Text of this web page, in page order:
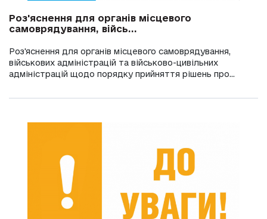
Роз'яснення для органів місцевого
самоврядування, війсь...
Роз'яснення для органів місцевого самоврядування,
військових адміністрацій та військово-цивільних
адміністрацій щодо порядку прийняття рішень про...